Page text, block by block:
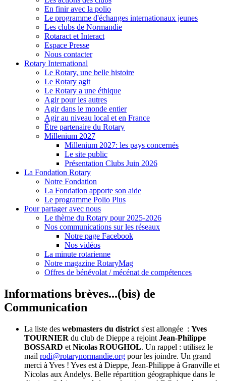
En finir avec la polio
Le programme d'échanges internationaux jeunes
Les clubs de Normandie
Rotaract et Interact
Espace Presse
Nous contacter
Rotary International
Le Rotary, une belle histoire
Le Rotary agit
Le Rotary a une éthique
Agir pour les autres
Agir dans le monde entier
Agir au niveau local et en France
Être partenaire du Rotary
Millenium 2027
Millenium 2027: les pays concernés
Le site public
Présentation Clubs Juin 2026
La Fondation Rotary
Notre Fondation
La Fondation apporte son aide
Le programme Polio Plus
Pour partager avec nous
Le thème du Rotary pour 2025-2026
Nos communications sur les réseaux
Notre page Facebook
Nos vidéos
La minute rotarienne
Notre magazine RotaryMag
Offres de bénévolat / mécénat de compétences
Informations brèves...(bis) de
Communication
La liste des webmasters du district s'est allongée : Yves
TOURNIER du club de Dieppe a rejoint Jean-Philippe
BOSSARD et Nicolas ROUGHOL. Un rappel : utilisez le
mail rodi@rotarynormandie.org pour les joindre. Un grand
merci à Yves ! Yves est à Dieppe, Jean-Philippe à Granville et
Nicolas aux Andelys. Belle répartition géographique dans le